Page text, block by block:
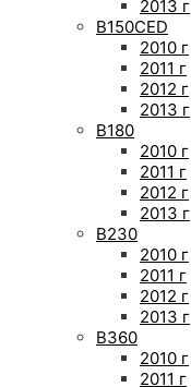
2013 г
B150CED
2010 г
2011 г
2012 г
2013 г
B180
2010 г
2011 г
2012 г
2013 г
B230
2010 г
2011 г
2012 г
2013 г
B360
2010 г
2011 г